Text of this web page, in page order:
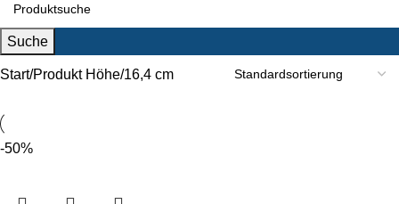
Suche
Start Produkt Höhe 16,4 cm
-50%